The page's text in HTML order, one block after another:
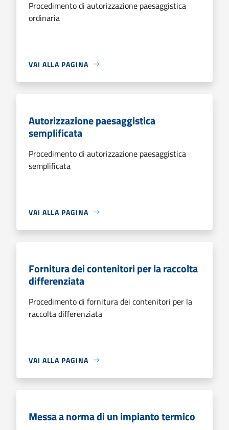
Procedimento di autorizzazione paesaggistica
ordinaria
VAI ALLA PAGINA
Autorizzazione paesaggistica
semplificata
Procedimento di autorizzazione paesaggistica
semplificata
VAI ALLA PAGINA
Fornitura dei contenitori per la raccolta
differenziata
Procedimento di fornitura dei contenitori per la
raccolta differenziata
VAI ALLA PAGINA
Messa a norma di un impianto termico